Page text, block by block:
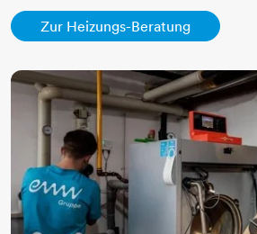
Zur Heizungs-Beratung